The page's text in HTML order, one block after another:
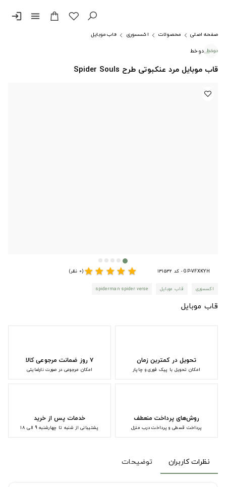
menu
login
صفحه اصلی محصولات اکسسوری
قاب موبایل
دوخط
قاب موبایل مرد عنکبوتی طرح Spider Souls
GP-VFXKYH - کد 131532 star
star
star
star
star(0 نظر)
اکسسوری قاب موبایل spiderman spider verse
قاب موبایل
تحویل در کمترین زمان
امکان تحویل با پیک فوری و چاپار
۷ روز ضمانت مرجوعی کالا
امکان مرجوعی در صورت نارضایتی
روش‌های پرداخت منعطف
پرداخت قسطی و پرداخت درب منزل
خدمات پس از خرید
پشتیبانی از شنبه تا چهارشنبه 9 الی 18
نظرات کاربران توضیحات